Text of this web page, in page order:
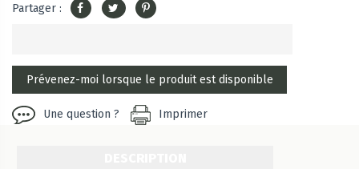
Partager :
Une question ? Imprimer